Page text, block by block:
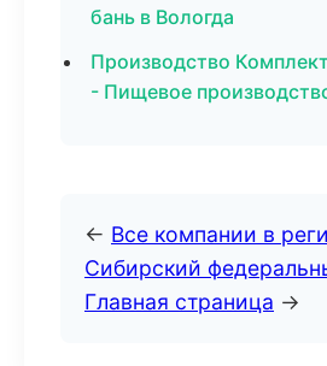
бань в Вологда
Производство
- Пищевое
← Все компании в
Сибирский
Главная страница →